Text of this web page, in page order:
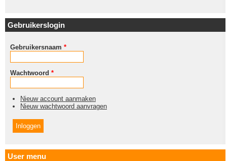
Gebruikerslogin
Gebruikersnaam *
Wachtwoord *
Nieuw account aanmaken
Nieuw wachtwoord aanvragen
User menu